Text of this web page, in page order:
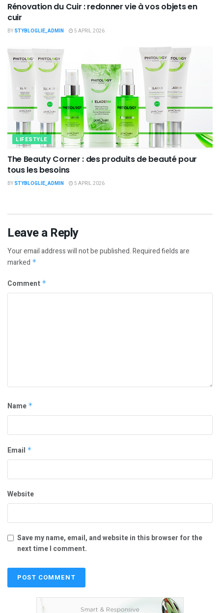
Rénovation du Cuir : redonner vie à vos objets en
cuir
BY STYBLOGLIE_ADMIN 5 APRIL 2026
LIFESTYLE
The Beauty Corner : des produits de beauté pour
tous les besoins
BY STYBLOGLIE_ADMIN 5 APRIL 2026
Leave a Reply
Your email address will not be published.Required fields are
marked *
Comment *
Name *
Email *
Website
Save my name, email, and website in this browser for the
next time I comment.